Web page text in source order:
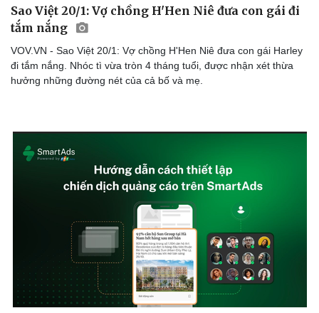
Du lịch
Podcast
Sao Việt 20/1: Vợ chồng H'Hen Niê đưa con gái đi
tắm nắng
VOV.VN - Sao Việt 20/1: Vợ chồng H'Hen Niê đưa con gái Harley
đi tắm nắng. Nhóc tì vừa tròn 4 tháng tuổi, được nhận xét thừa
hưởng những đường nét của cả bố và mẹ.